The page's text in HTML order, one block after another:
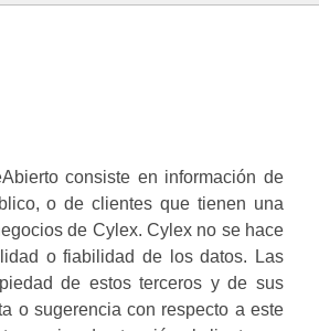
consiste en información de
o de clientes que tienen una
de Cylex. Cylex no se hace
o fiabilidad de los datos. Las
de estos terceros y de sus
o sugerencia con respecto a este